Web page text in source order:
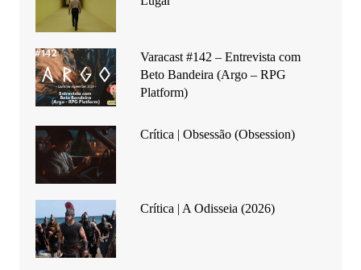
Varacast #142 – Entrevista com
Beto Bandeira (Argo – RPG
Platform)
Crítica | Obsessão (Obsession)
Crítica | A Odisseia (2026)